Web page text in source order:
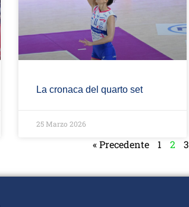
La cronaca del quarto set
25 Marzo 2026
« Precedente 1 2 3